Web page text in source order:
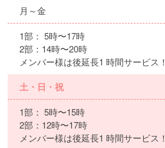
月～金
1部： 5時〜17時
2部：14時〜20時
メンバー様は後延長1 時間サービス！
土・日・祝
1部： 5時〜15時
2部：12時〜17時
メンバー様は後延長1 時間サービス！